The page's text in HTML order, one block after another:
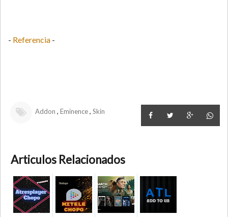
- Referencia -
Addon , Eminence, Skin
Articulos Relacionados